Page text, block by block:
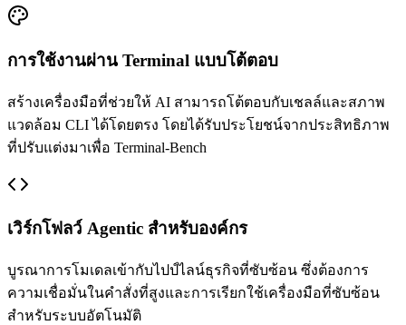
การใช้งานผ่าน Terminal แบบโต้ตอบ
สร้างเครื่องมือที่ช่วยให้ AI สามารถโต้ตอบกับเชลล์และสภาพ
แวดล้อม CLI ได้โดยตรง โดยได้รับประโยชน์จากประสิทธิภาพ
ที่ปรับแต่งมาเพื่อ Terminal-Bench
เวิร์กโฟลว์ Agentic สำหรับองค์กร
บูรณาการโมเดลเข้ากับไปป์ไลน์ธุรกิจที่ซับซ้อน ซึ่งต้องการ
ความเชื่อมั่นในคำสั่งที่สูงและการเรียกใช้เครื่องมือที่ซับซ้อน
สำหรับระบบอัตโนมัติ